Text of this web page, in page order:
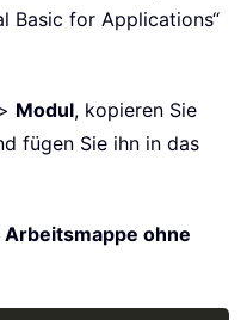
Basic for Applications“
Modul, kopieren Sie
fügen Sie ihn in das
ohne